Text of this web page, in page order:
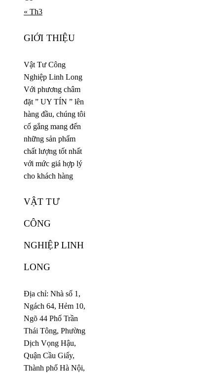
« Th3
GIỚI THIỆU
Vật Tư Công
Nghiệp Linh Long
Với phương châm
đặt ” UY TÍN ” lên
hàng đầu, chúng tôi
cố gắng mang đến
những sản phẩm
chất lượng tốt nhất
với mức giá hợp lý
cho khách hàng
VẬT TƯ
CÔNG
NGHIỆP LINH
LONG
Địa chỉ: Nhà số 1,
Ngách 64, Hẻm 10,
Ngõ 44 Phố Trần
Thái Tông, Phường
Dịch Vọng Hậu,
Quận Cầu Giấy,
Thành phố Hà Nội,